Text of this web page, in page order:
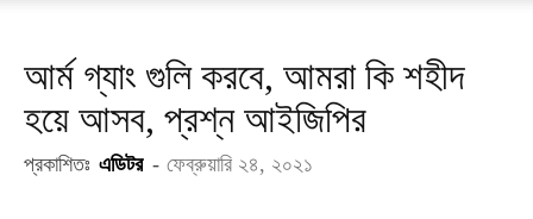
আর্ম গ্যাং গুলি করবে, আমরা কি শহীদ
হয়ে আসব, প্রশ্ন আইজিপির
প্রকাশিতঃ এডিটর - ফেব্রুয়ারি ২৪, ২০২১